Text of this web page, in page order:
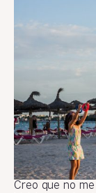
Creo que no